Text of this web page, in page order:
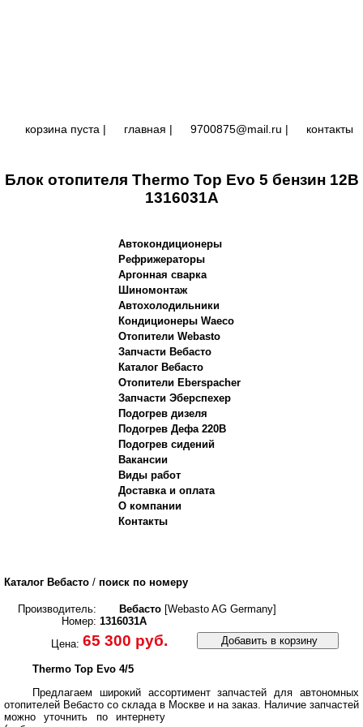
корзина пуста | главная | 9700875@mail.ru | контакты
Блок отопителя Thermo Top Evo 5 бензин 12В
1316031A
Автокондиционеры
Рефрижераторы
Аргонная сварка
Шиномонтаж
Автохолодильники
Кондиционеры Waeco
Отопители Webasto
Запчасти Вебасто
Каталог Вебасто
Отопители Eberspacher
Запчасти Эберспехер
Подогрев дизеля
Подогрев Дефа 220В
Подогрев сидений
Вакансии
Виды работ
Доставка и оплата
О компании
Контакты
Каталог Вебасто / поиск по номеру
Производитель:
Номер:
Вебасто [Webasto AG Germany]
1316031A
Цена: 65 300 руб. Добавить в корзину
Thermo Top Evo 4/5
Предлагаем широкий ассортимент запчастей для автономных
отопителей Вебасто со склада в Москве и на заказ. Наличие запчастей
можно уточнить по интернету